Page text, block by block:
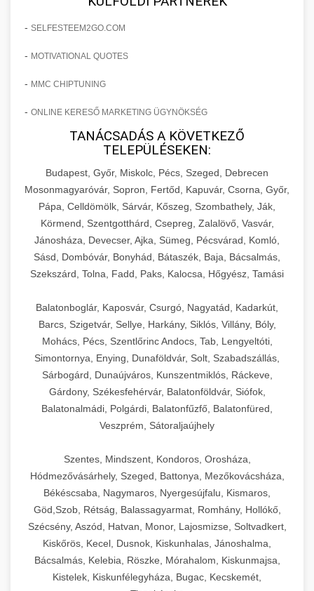
- SELFESTEEM2GO.COM
- MOTIVATIONAL QUOTES
- MMC CHIPTUNING
- ONLINE KERESŐ MARKETING ÜGYNÖKSÉG
TANÁCSADÁS A KÖVETKEZŐ
TELEPÜLÉSEKEN:
Budapest, Győr, Miskolc, Pécs, Szeged, Debrecen
Mosonmagyaróvár, Sopron, Fertőd, Kapuvár, Csorna, Győr,
Pápa, Celldömölk, Sárvár, Kőszeg, Szombathely, Ják,
Körmend, Szentgotthárd, Csepreg, Zalalövő, Vasvár,
Jánosháza, Devecser, Ajka, Sümeg, Pécsvárad, Komló,
Sásd, Dombóvár, Bonyhád, Bátaszék, Baja, Bácsalmás,
Szekszárd, Tolna, Fadd, Paks, Kalocsa, Hőgyész, Tamási
Balatonboglár, Kaposvár, Csurgó, Nagyatád, Kadarkút,
Barcs, Szigetvár, Sellye, Harkány, Siklós, Villány, Bóly,
Mohács, Pécs, Szentlőrinc Andocs, Tab, Lengyeltóti,
Simontornya, Enying, Dunaföldvár, Solt, Szabadszállás,
Sárbogárd, Dunaújváros, Kunszentmiklós, Ráckeve,
Gárdony, Székesfehérvár, Balatonföldvár, Siófok,
Balatonalmádi, Polgárdi, Balatonfűzfő, Balatonfüred,
Veszprém, Sátoraljaújhely
Szentes, Mindszent, Kondoros, Orosháza,
Hódmezővásárhely, Szeged, Battonya, Mezőkovácsháza,
Békéscsaba, Nagymaros, Nyergesújfalu, Kismaros,
Göd,Szob, Rétság, Balassagyarmat, Romhány, Hollókő,
Szécsény, Aszód, Hatvan, Monor, Lajosmizse, Soltvadkert,
Kiskőrös, Kecel, Dusnok, Kiskunhalas, Jánoshalma,
Bácsalmás, Kelebia, Röszke, Mórahalom, Kiskunmajsa,
Kistelek, Kiskunfélegyháza, Bugac, Kecskemét,